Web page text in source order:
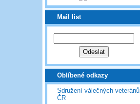
Mail list
Oblíbené odkazy
Sdružení válečných veteránů
ČR